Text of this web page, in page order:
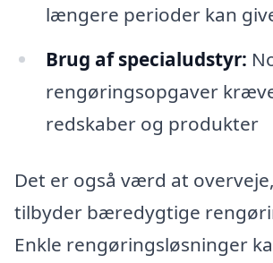
længere perioder kan
Brug af specialudstyr:
rengøringsopgaver
redskaber og produkter
Det er også værd at
tilbyder bæredygtige
Enkle rengøringsløsninger